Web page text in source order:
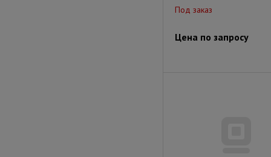
Под заказ
Цена по запросу